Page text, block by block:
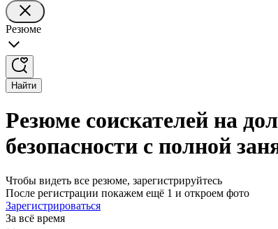
Резюме
Найти
Резюме соискателей на
безопасности с полной
Чтобы видеть все резюме, зарегистрируйтесь
После регистрации покажем ещё 1 и откроем фото
Зарегистрироваться
За всё время